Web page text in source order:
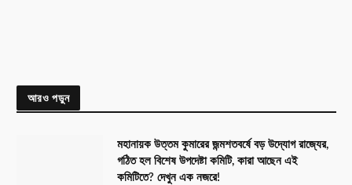
আরও পড়ুন
মহানায়ক উত্তম কুমারের জন্মশতবর্ষে বড় উদ্যোগ রাজ্যের,
গঠিত হল বিশেষ উপদেষ্টা কমিটি, কারা আছেন এই
কমিটিতে? দেখুন এক নজরে!